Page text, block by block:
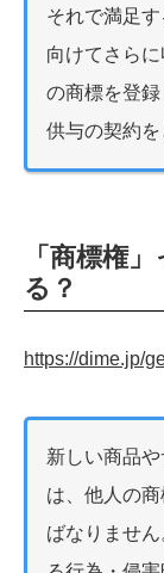
それで満足
向けてさら
の商標を登
供与の契約を
「商標権
る？
https://dime.jp/
新しい商品
は、他人の
ばなりませ